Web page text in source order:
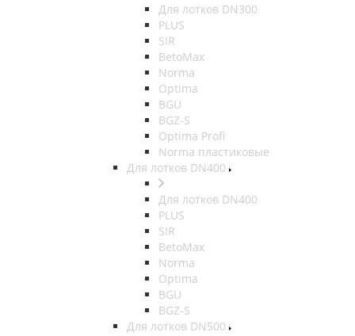
Для лотков DN300
PLUS
SIR
BetoMax
Norma
Optima
BGU
BGZ-S
Optima Profi
Norma пластиковые
Для лотков DN400
Для лотков DN400
PLUS
SIR
BetoMax
Norma
Optima
BGU
BGZ-S
Для лотков DN500